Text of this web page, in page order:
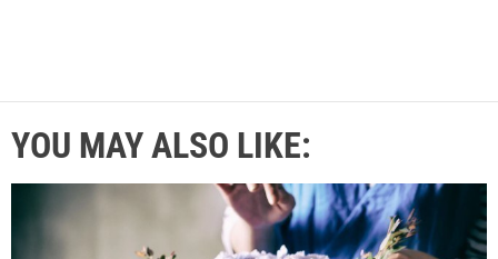
YOU MAY ALSO LIKE: